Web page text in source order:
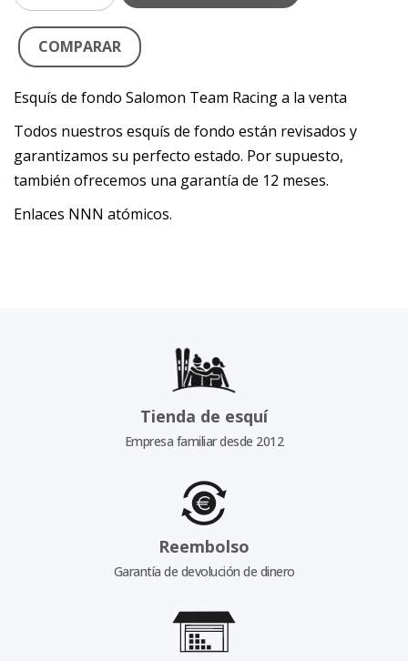
COMPARAR
Esquís de fondo Salomon Team Racing a la venta
Todos nuestros esquís de fondo están revisados y
garantizamos su perfecto estado. Por supuesto,
también ofrecemos una garantía de 12 meses.
Enlaces NNN atómicos.
Tienda de esquí
Empresa familiar desde 2012
Reembolso
Garantía de devolución de dinero